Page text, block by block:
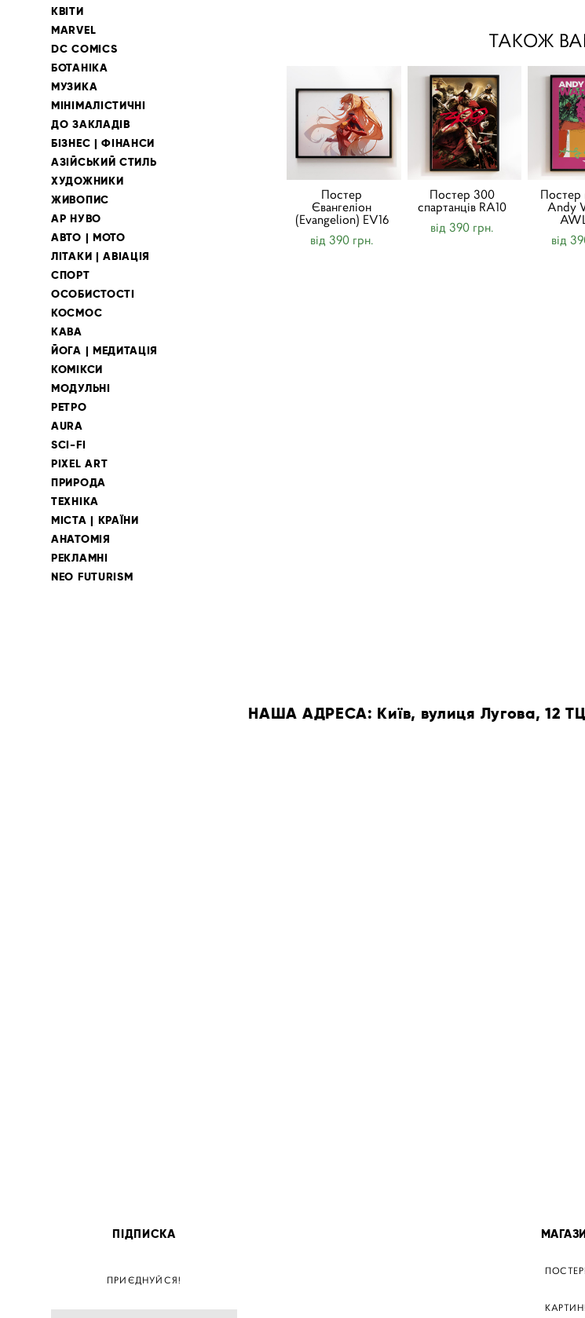
КВІТИ
MARVEL
DC COMICS
БОТАНІКА
МУЗИКА
МІНІМАЛІСТИЧНІ
ДО ЗАКЛАДІВ
БІЗНЕС | ФІНАНСИ
АЗІЙСЬКИЙ СТИЛЬ
ХУДОЖНИКИ
ЖИВОПИС
АР НУВО
АВТО | МОТО
ЛІТАКИ | АВІАЦІЯ
СПОРТ
ОСОБИСТОСТІ
КОСМОС
КАВА
ЙОГА | МЕДИТАЦІЯ
КОМІКСИ
МОДУЛЬНІ
РЕТРО
AURA
SCI-FI
PIXEL ART
ПРИРОДА
ТЕХНІКА
МІСТА | КРАЇНИ
АНАТОМІЯ
РЕКЛАМНІ
NEO FUTURISM
ТАКОЖ
Постер
Євангеліон
(Evangelion) EV16
від 390 грн.
Постер 300
спартанців RA10
від 390 грн.
Постер
Andy
від
НАША АДРЕСА: Київ, вулиця Лугова, 12
ПІДПИСКА
ПРИЄДНУЙСЯ!